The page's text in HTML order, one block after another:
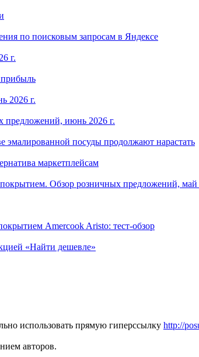
по поисковым запросам в Яндексе
г.
2026 г.
предложений, июнь 2026 г.
эмалированной посуды продолжают нарастать
маркетплейсам
Обзор розничных предложений, май
Amercook Aristo: тест-обзор
«Найти дешевле»
использовать прямую гиперссылку http://
авторов.